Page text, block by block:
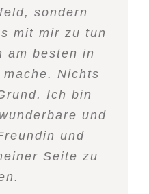
sondern
mit mir zu tun
am besten in
Nichts
Ich bin
und
und
Seite zu
dir, dass noch
auf dich
und du sie
Arbeit
kannst.
effektiven
keinen Jojo-
gibt.
Schwarzach
für Dein
Schweiz